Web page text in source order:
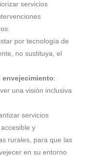
servicios
por tecnología de
no sustituya, el
:
una visión inclusiva
servicios
y
rurales, para que las
en su entorno